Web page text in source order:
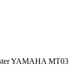
YAMAHA MT03